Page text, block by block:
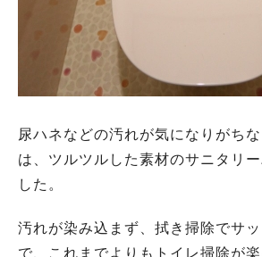
尿ハネなどの汚れが気になりがち
は、ツルツルした素材のサニタリ
した。
汚れが染み込まず、拭き掃除でサ
で、これまでよりもトイレ掃除が楽